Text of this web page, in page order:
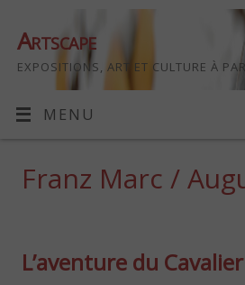
Artscape
EXPOSITIONS, ART ET CULTURE À
MENU
Franz Marc /
L’aventure du